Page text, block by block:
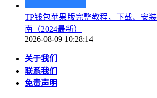
TP钱包苹果版完整教程，下载、安
南（2024最新）
2026-08-09 10:28:14
关于我们
联系我们
免责声明